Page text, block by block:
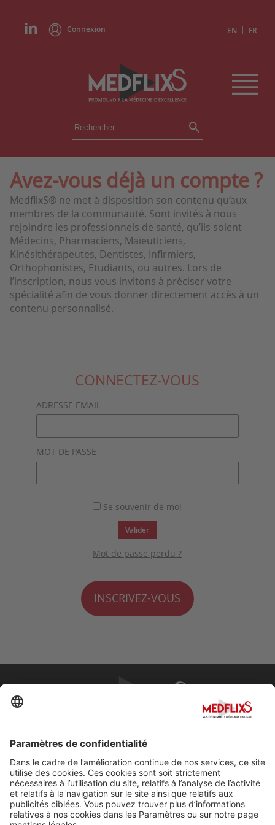
Connexion EN | FR
ÉVÉNEMENTS
INSTITUTIONS
ACADÉMIES
EXPERTS
REVUES DE PRESSE
CONGRÈS EN RÉSUMÉ
Avez-vous déjà un compte ?
MedflixS® ne met à disposition son contenu qu’aux
membres de la communauté. Sont invités à nous
rejoindre les professionnels de santé, qu’ils soient
Médecins, Pharmaciens, Maïeuticiens,
Kinésithérapeutes, Dentistes, Infirmiers,
Orthophonistes, Etudiants, ou autres. Lors de
l’inscription, nous vous invitons à préciser votre
spécialité afin de vous donner directement accès à un
contenu personnalisé.
CONNECTEZ-VOUS
ADRESSE EMAIL
MOT DE PASSE
Se souvenir de moi
Valider
Mot de passe perdu ?
INSCRIVEZ-VOUS
À propos de MedflixS®
Aide
Contact
Mentions légales